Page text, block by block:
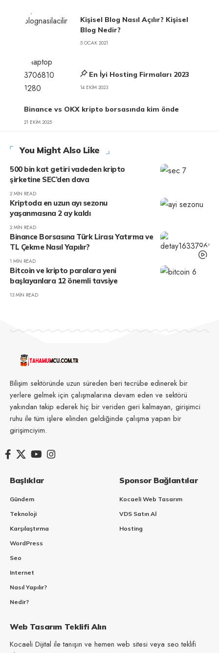
Kişisel Blog Nasıl Açılır? Kişisel
Blog Nedir?
5 OCAK 2021
En İyi Hosting Firmaları 2023
14 EKIM 2023
Binance vs OKX kripto borsasında kim önde
21 EKIM 2025
You Might Also Like
500 bin kat getiri vadeden kripto
şirketine SEC’den dava
2 MIN READ
Kriptoda en uzun ayı sezonu
yaşanmasına 2 ay kaldı
2 MIN READ
Binance Borsasına Türk Lirası Yatırma ve
TL Çekme Nasıl Yapılır?
1 MIN READ
Bitcoin ve kripto paralara yeni
başlayanlara 12 önemli tavsiye
13 MIN READ
Bilişim sektöründe uzun süreden beri tecrübe edinerek bir
yerlere gelmek için çalışmalarına devam eden ve sektörü
yakından takip ederek hiç bir veriden geri kalmayan, girişimci
ruhu ile tüm işlere elinden geldiğinde çalışma yapan bir
girişimciyim.
Başlıklar
Gündem
Teknoloji
Karşılaştırma
WordPress
Seo
Internet
Nasıl Yapılır?
Nedir?
Sponsor Bağlantılar
Kocaeli Web Tasarım
VDS Satın Al
Hosting
Web Tasarım Teklifi Alın
Kocaeli Dijital ile tanışın ve hemen web sitesi veya seo teklifi